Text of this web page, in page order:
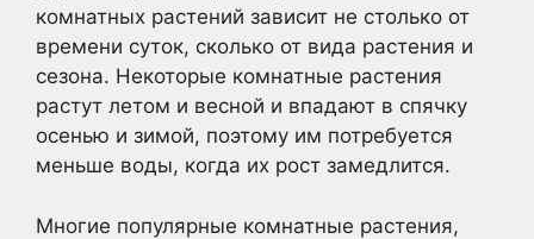
комнатных растений зависит не столько от
времени суток, сколько от вида растения и
сезона. Некоторые комнатные растения
растут летом и весной и впадают в спячку
осенью и зимой, поэтому им потребуется
меньше воды, когда их рост замедлится.
Многие популярные комнатные растения,